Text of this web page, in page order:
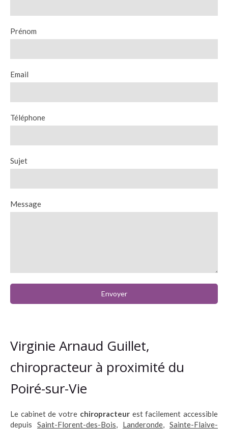
Prénom
Email
Téléphone
Sujet
Message
Envoyer
Virginie Arnaud Guillet,
chiropracteur à proximité du
Poiré-sur-Vie
Le cabinet de votre chiropracteurest facilement accessible
depuis Saint-Florent-des-Bois, Landeronde, Sainte-Flaive-